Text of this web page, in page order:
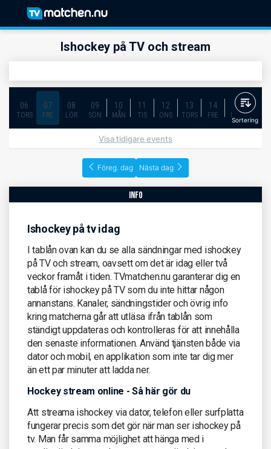
Ishockey på TV och stream
06
TORS
07
FRE
08
LÖR
09
SÖN
10
MÅN
11
TIS
12
ONS
13
TORS
14
FRE
15
LÖR
Sortering
Visa tidigare events
Föreg. dag Nästa dag
info
Ishockey på tv idag
I tablån ovan kan du se alla sändningar med ishockey
på TV och stream, oavsett om det är idag eller två
veckor framåt i tiden. TVmatchen.nu garanterar dig en
tablå för ishockey på TV som du inte hittar någon
annanstans. Kanaler, sändningstider och övrig info
kring matcherna går att utläsa ifrån tablån som
ständigt uppdateras och kontrolleras för att innehålla
den senaste informationen. Använd tjänsten både via
dator och mobil, en applikation som inte tar dig mer
än ett par minuter att ladda ner.
Hockey stream online - Så här gör du
Att streama ishockey via dator, telefon eller surfplatta
fungerar precis som det gör när man ser ishockey på
tv. Man får samma möjlighet att hänga med i